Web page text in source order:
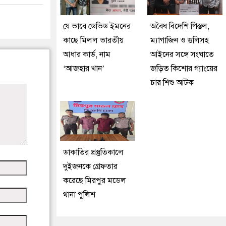
যে ভাবে ডেভিড ইমনের
কাছে মিলল ভারতীয়
আধার কার্ড, নাম
‘আজহার খান’
অবৈধ বিদেশি পিস্তল,
ম্যাগাজিন ও গুলিসহ
আইনের সঙ্গে সংঘাতে
জড়িত কিশোর গ্যাংয়ের
চার শিশু আটক
ডাকাতির প্রস্তুতিকালে
দুইজনকে গ্রেফতার
করেছে মিরপুর মডেল
থানা পুলিশ